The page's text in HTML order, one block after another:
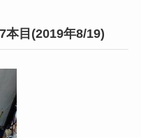
本目(2019年8/19)